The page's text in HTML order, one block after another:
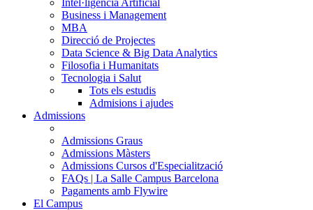
Intel·ligència Artificial
Business i Management
MBA
Direcció de Projectes
Data Science & Big Data Analytics
Filosofia i Humanitats
Tecnologia i Salut
Tots els estudis
Admisions i ajudes
Admissions
Admissions Graus
Admissions Màsters
Admissions Cursos d'Especialització
FAQs | La Salle Campus Barcelona
Pagaments amb Flywire
El Campus